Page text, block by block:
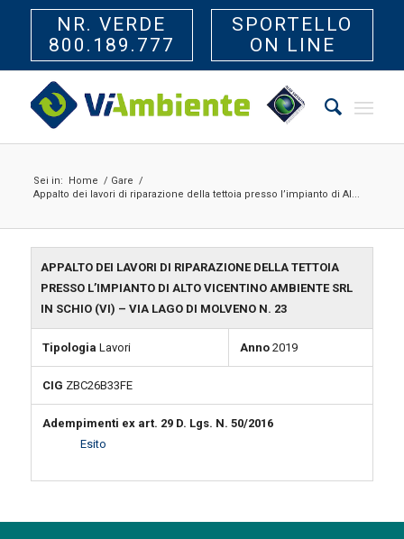
NR. VERDE
800.189.777
SPORTELLO
ON LINE
Sei in: Home / Gare /
Appalto dei lavori di riparazione della tettoia presso l’impianto di Al...
APPALTO DEI LAVORI DI RIPARAZIONE DELLA TETTOIA
PRESSO L’IMPIANTO DI ALTO VICENTINO AMBIENTE SRL
IN SCHIO (VI) – VIA LAGO DI MOLVENO N. 23
Tipologia Lavori Anno2019
CIG ZBC26B33FE
Adempimenti ex art. 29 D. Lgs. N. 50/2016
Esito